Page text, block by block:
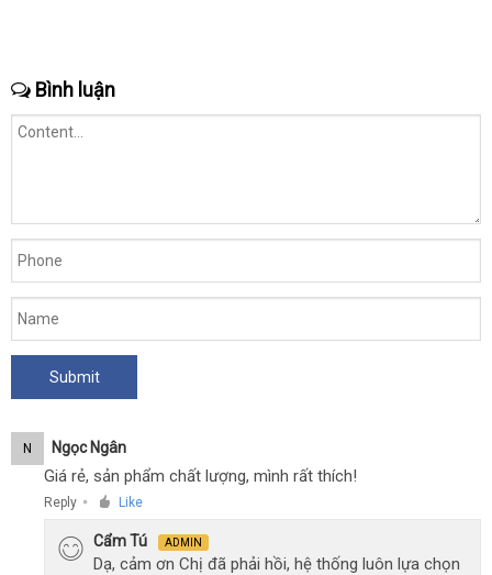
Bình luận
N Ngọc Ngân
Giá rẻ, sản phẩm chất lượng, mình rất thích!
Reply ● Like
Cẩm Tú ADMIN
Dạ, cảm ơn Chị đã phải hồi, hệ thống luôn lựa chọn